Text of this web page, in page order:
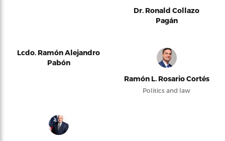
Dr. Ronald Collazo
Pagán
Lcdo. Ramón Alejandro
Pabón
Ramón L. Rosario Cortés
Politics and law